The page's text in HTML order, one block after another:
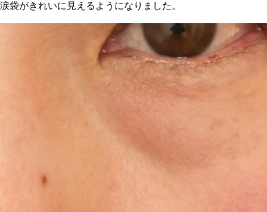
涙袋がきれいに見えるようになりました。